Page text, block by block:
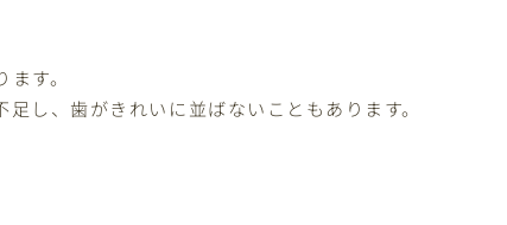
す。
し、歯がきれいに並ばないこともあります。